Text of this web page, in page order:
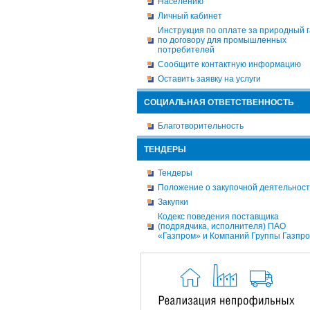
Личный кабинет
Инструкция по оплате за природный
по договору для промышленных
потребителей
Сообщите контактную информацию
Оставить заявку на услуги
СОЦИАЛЬНАЯ ОТВЕТСТВЕННОСТЬ
Благотворительность
ТЕНДЕРЫ
Тендеры
Положение о закупочной
Закупки
Кодекс поведения поставщика
(подрядчика, исполнителя) ПАО
«Газпром» и Компаний Группы